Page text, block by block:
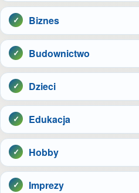
Biznes
Budownictwo
Dzieci
Edukacja
Hobby
Imprezy